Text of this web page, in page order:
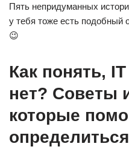
Пять непридуманных
у тебя тоже есть подобный
😉
Как понять,
нет? Советы
которые
определиться